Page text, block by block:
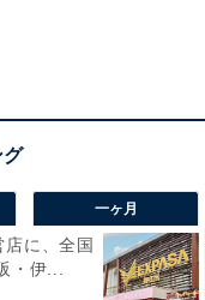
ゴリーの商品、そ
、メルカリShops
一ヶ月
店に、全国
・伊...